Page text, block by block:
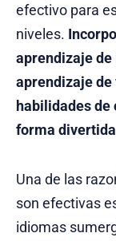
efectivo para
niveles.
aprendizaje
aprendizaje
habilidades de
forma
Una de las
son efectivas
idiomas